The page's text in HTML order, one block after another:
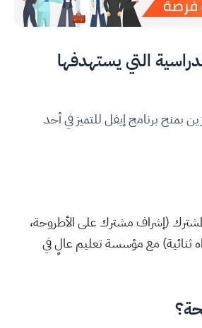
التي يستهدفها
بمنح برنامج إيفل للتميز في أحد
المشترك (إشراف مشترك على الأطروحة،
ثنائية) مع مؤسسة تعليم عالٍ في